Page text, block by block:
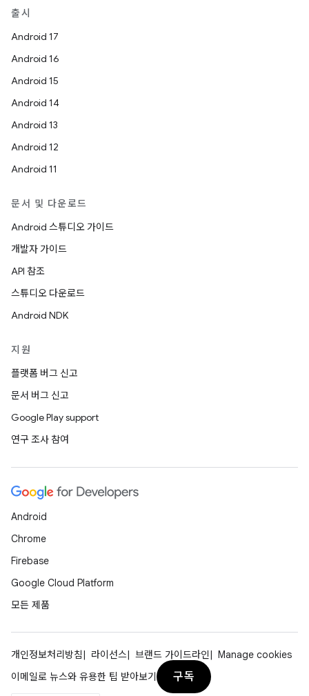
출시
Android 17
Android 16
Android 15
Android 14
Android 13
Android 12
Android 11
문서 및 다운로드
Android 스튜디오 가이드
개발자 가이드
API 참조
스튜디오 다운로드
Android NDK
지원
플랫폼 버그 신고
문서 버그 신고
Google Play support
연구 조사 참여
Android
Chrome
Firebase
Google Cloud Platform
모든 제품
개인정보처리방침 라이선스 브랜드 가이드라인
Manage cookies
이메일로 뉴스와 유용한 팁 받아보기
구독